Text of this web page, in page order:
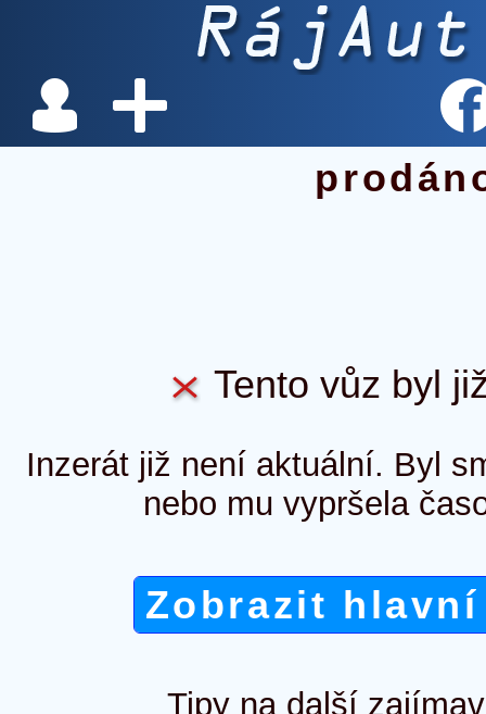
Tento vůz byl
Inzerát již není aktuální. Byl
nebo mu vypršela
Zobrazit
Tipy na další